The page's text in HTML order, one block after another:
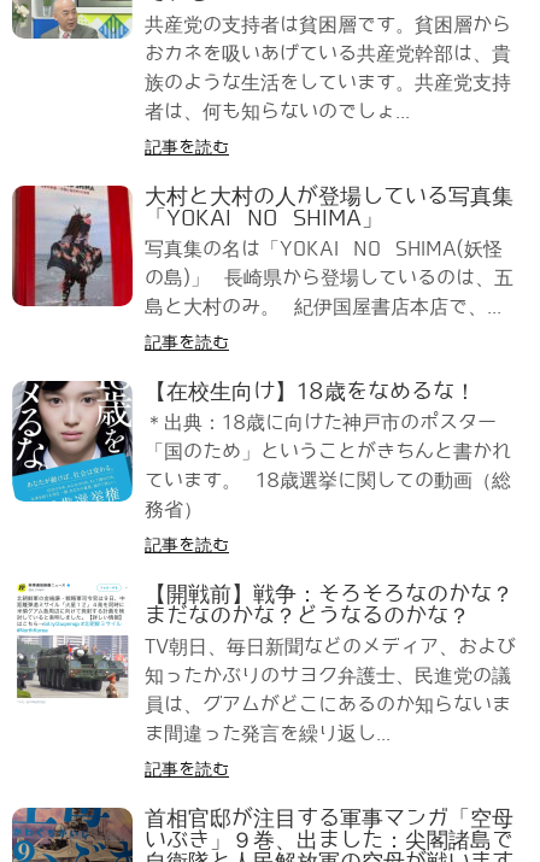
共産党の支持者は貧困層です。貧困層から
おカネを吸いあげている共産党幹部は、貴
族のような生活をしています。共産党支持
者は、何も知らないのでしょ...
記事を読む
大村と大村の人が登場している写真集
「YOKAI NO SHIMA」
写真集の名は「YOKAI NO SHIMA(妖怪
の島)」 長崎県から登場しているのは、五
島と大村のみ。 紀伊国屋書店本店で、...
記事を読む
【在校生向け】18歳をなめるな！
＊出典：18歳に向けた神戸市のポスター
「国のため」ということがきちんと書かれ
ています。 18歳選挙に関しての動画（総
務省）
記事を読む
【開戦前】戦争：そろそろなのかな？
まだなのかな？どうなるのかな？
TV朝日、毎日新聞などのメディア、および
知ったかぶりのサヨク弁護士、民進党の議
員は、グアムがどこにあるのか知らないま
ま間違った発言を繰り返し...
記事を読む
首相官邸が注目する軍事マンガ「空母
いぶき」９巻、出ました：尖閣諸島で